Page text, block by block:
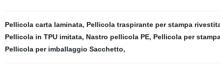
Pellicola carta laminata, Pellicola traspirante per stampa
Pellicola in TPU imitata, Nastro pellicola PE, Pellicola per
Pellicola per imballaggio Sacchetto,